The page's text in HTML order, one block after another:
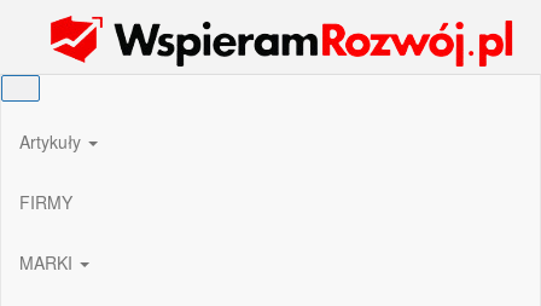
Wspieram Rozwój PL
Artykuły
FIRMY
MARKI